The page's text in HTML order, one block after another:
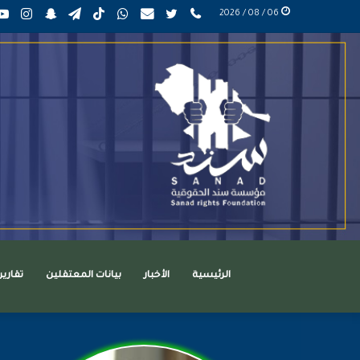
سناب
تشات
تيلقرامTikTokواتساب mail تويتر
عربي
phone
الرئيسية الأخبار بيانات المعتقلين